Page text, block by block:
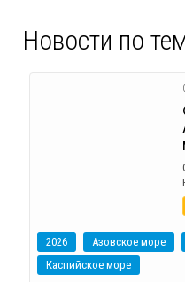
Новости по
2026 Азовское море
Каспийское море